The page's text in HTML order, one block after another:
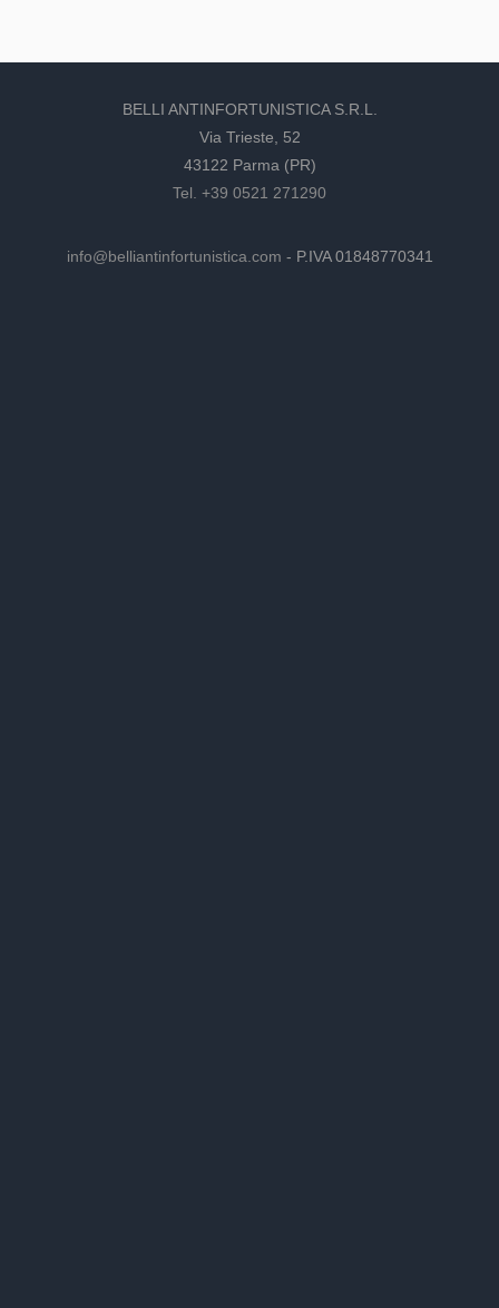
BELLI ANTINFORTUNISTICA S.R.L.
Via Trieste, 52
43122 Parma (PR)
Tel. +39 0521 271290
info@belliantinfortunistica.com - P.IVA 01848770341